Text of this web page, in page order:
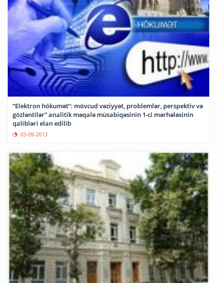
“Elektron hökumət”: mövcud vəziyyət, problemlər, perspektiv və
gözləntilər” analitik məqalə müsabiqəsinin 1-ci mərhələsinin
qalibləri elan edilib
03-09-2013